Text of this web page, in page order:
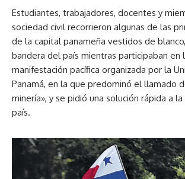
Estudiantes, trabajadores, docentes y
sociedad civil recorrieron algunas de las
de la capital panameña vestidos de
bandera del país mientras participaban en
manifestación pacífica organizada por la
Panamá, en la que predominó el llamado
minería», y se pidió una solución rápida a
país.